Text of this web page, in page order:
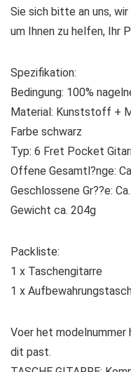
Sie sich bitte an uns,
um Ihnen zu helfen, Ihr
Spezifikation:
Bedingung: 100%
Material: Kunststoff +
Farbe schwarz
Typ: 6 Fret Pocket
Offene Gesamtl?nge:
Geschlossene Gr??e:
Gewicht ca. 204g
Packliste:
1 x Taschengitarre
1 x
Voer het
dit past.